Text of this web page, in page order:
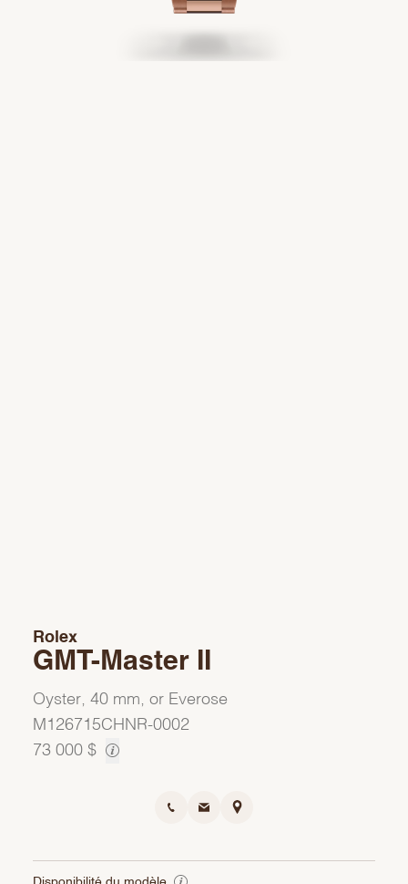
Rolex chez Château d'Ivoire
Rolex
GMT-Master II
Oyster, 40 mm, or Everose
M126715CHNR-0002
73 000 $